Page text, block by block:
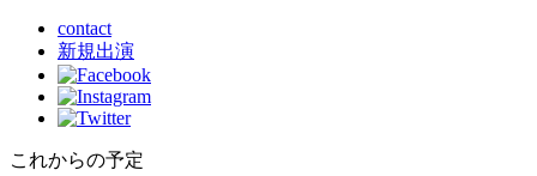
contact
新規出演
これからの予定